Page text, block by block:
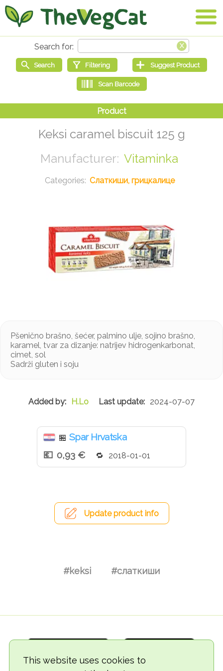
This website uses cookies to
Keksi caramel biscuit 125 g
Vitaminka
Слаткиши, грицкалице
Pšenično brašno, šećer, palmino ulje, sojino brašno,
karamel, tvar za dizanje: natrijev hidrogenkarbonat,
cimet, sol
Sadrži gluten i soju
H.Lo 2024-07-07
🏪 Spar Hrvatska
0,93 €
2018-01-01
Update product info
#keksi #слаткиши